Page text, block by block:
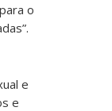
o
e
e